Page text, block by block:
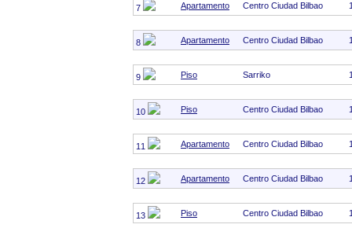
7 Apartamento Centro Ciudad Bilbao
8 Apartamento Centro Ciudad Bilbao
9 Piso Sarriko
10 Piso Centro Ciudad Bilbao
11 Apartamento Centro Ciudad Bilbao
12 Apartamento Centro Ciudad Bilbao
13 Piso Centro Ciudad Bilbao